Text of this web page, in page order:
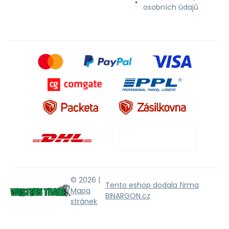
osobních údajů
© 2026 |
Mapa
stránek
Tento eshop dodala firma
BINARGON.cz